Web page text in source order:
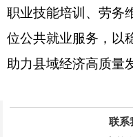
职业技能培训、劳务
位公共就业服务，以
助力县域经济高质量
联系